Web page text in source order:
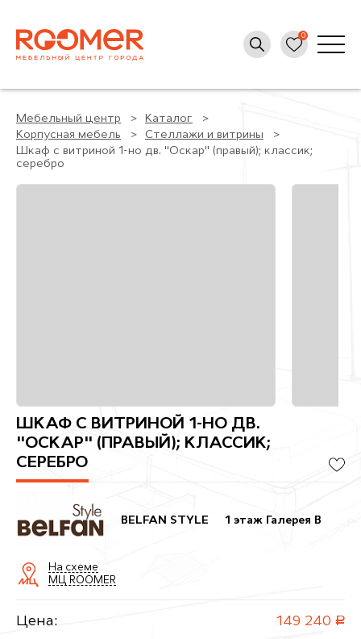
Мебельный центр
Каталог
Корпусная мебель
Стеллажи и витрины
Шкаф с витриной 1-но дв. "Оскар" (правый); классик;
серебро
ШКАФ С ВИТРИНОЙ 1-НО ДВ.
"ОСКАР" (ПРАВЫЙ); КЛАССИК;
СЕРЕБРО
BELFAN STYLE 1 этаж Галерея B
На схеме
МЦ ROOMER
Цена: 149 240 руб.